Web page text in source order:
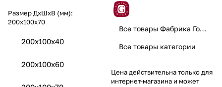
Размер ДхШхВ (мм):
200x100x70
200х100х40
200x100x60
Все товары Фабрика Готика
Все товары категории
Цена действительна только для
интернет-магазина и может